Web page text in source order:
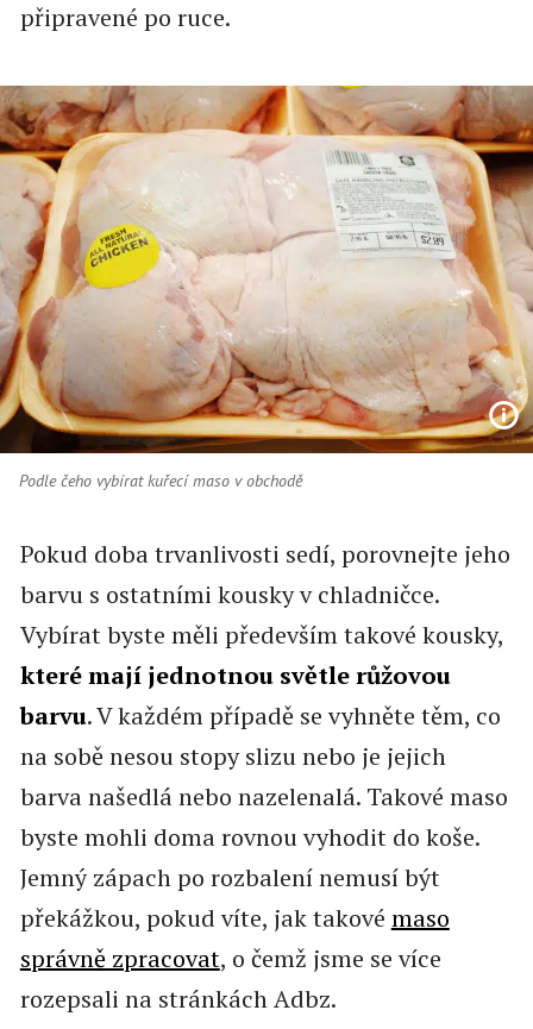
připravené po ruce.
Podle čeho vybírat kuřecí maso v obchodě
Pokud doba trvanlivosti sedí, porovnejte jeho
barvu s ostatními kousky v chladničce.
Vybírat byste měli především takové kousky,
které mají jednotnou světle růžovou
barvu. V každém případě se vyhněte těm, co
na sobě nesou stopy slizu nebo je jejich
barva našedlá nebo nazelenalá. Takové maso
byste mohli doma rovnou vyhodit do koše.
Jemný zápach po rozbalení nemusí být
překážkou, pokud víte, jak takové maso
správně zpracovat, o čemž jsme se více
rozepsali na stránkách Adbz.